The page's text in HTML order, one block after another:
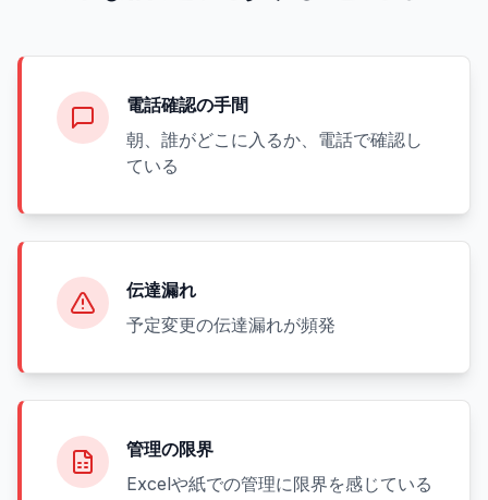
電話確認の手間
朝、誰がどこに入るか、電話で確認し
ている
伝達漏れ
予定変更の伝達漏れが頻発
管理の限界
Excelや紙での管理に限界を感じている